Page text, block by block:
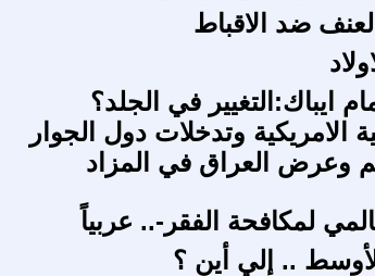
ضد الاقباط
ايباك:التغيير في الجلد؟
الامريكية وتدخلات دول الجوار
وعرض العراق في المزاد
لمكافحة الفقر-.. عربياً
.. إلي أين ؟